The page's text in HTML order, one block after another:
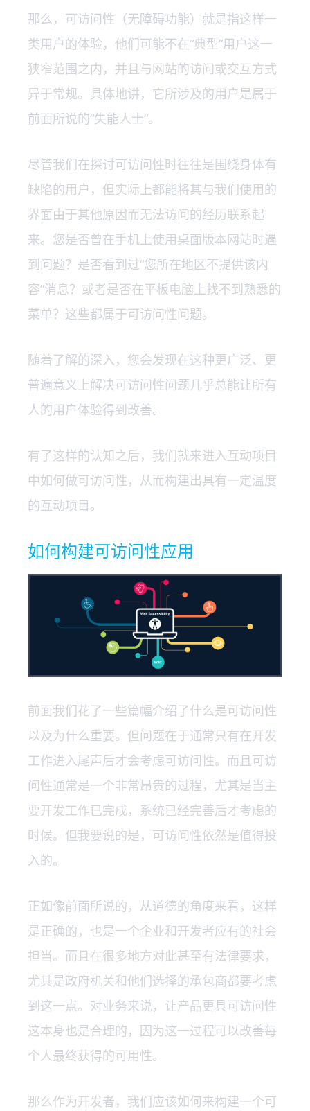
那么，可访问性（无障碍功能）就是指这样一
类用户的体验，他们可能不在“典型”用户这一
狭窄范围之内，并且与网站的访问或交互方式
异于常规。具体地讲，它所涉及的用户是属于
前面所说的“失能人士”。
尽管我们在探讨可访问性时往往是围绕身体有
缺陷的用户，但实际上都能将其与我们使用的
界面由于其他原因而无法访问的经历联系起
来。您是否曾在手机上使用桌面版本网站时遇
到问题？是否看到过“您所在地区不提供该内
容”消息？或者是否在平板电脑上找不到熟悉的
菜单？这些都属于可访问性问题。
随着了解的深入，您会发现在这种更广泛、更
普遍意义上解决可访问性问题几乎总能让所有
人的用户体验得到改善。
有了这样的认知之后，我们就来进入互动项目
中如何做可访问性，从而构建出具有一定温度
的互动项目。
如何构建可访问性应用
前面我们花了一些篇幅介绍了什么是可访问性
以及为什么重要。但问题在于通常只有在开发
工作进入尾声后才会考虑可访问性。而且可访
问性通常是一个非常昂贵的过程，尤其是当主
要开发工作已完成，系统已经完善后才考虑的
时候。但我要说的是，可访问性依然是值得投
入的。
正如像前面所说的，从道德的角度来看，这样
是正确的，也是一个企业和开发者应有的社会
担当。而且在很多地方对此甚至有法律要求，
尤其是政府机关和他们选择的承包商都要考虑
到这一点。对业务来说，让产品更具可访问性
这本身也是合理的，因为这一过程可以改善每
个人最终获得的可用性。
那么作为开发者，我们应该如何来构建一个可